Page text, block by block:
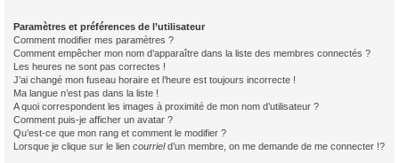
Paramètres et préférences de l’utilisateur
Comment modifier mes paramètres ?
Comment empêcher mon nom d’apparaître dans la liste des membres connectés ?
Les heures ne sont pas correctes !
J’ai changé mon fuseau horaire et l’heure est toujours incorrecte !
Ma langue n’est pas dans la liste !
A quoi correspondent les images à proximité de mon nom d’utilisateur ?
Comment puis-je afficher un avatar ?
Qu’est-ce que mon rang et comment le modifier ?
Lorsque je clique sur le lien courrield’un membre, on me demande de me connecter !?